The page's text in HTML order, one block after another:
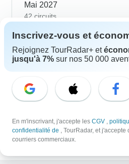
Mai 2027
42 circuits
Découvrez TourRadar
Les six grands
Circuit en Grande Laponie -
avec activités
10 jours d'exploration
chutes d'Iguazu et de la
Inscrivez-vous et
Rejoignez TourRadar+ et
jusqu'à 7% sur nos 50 000
En m'inscrivant, j'accepte les CGV ,
confidentialité de , TourRadar, et j'accepte
courriers commerciaux.